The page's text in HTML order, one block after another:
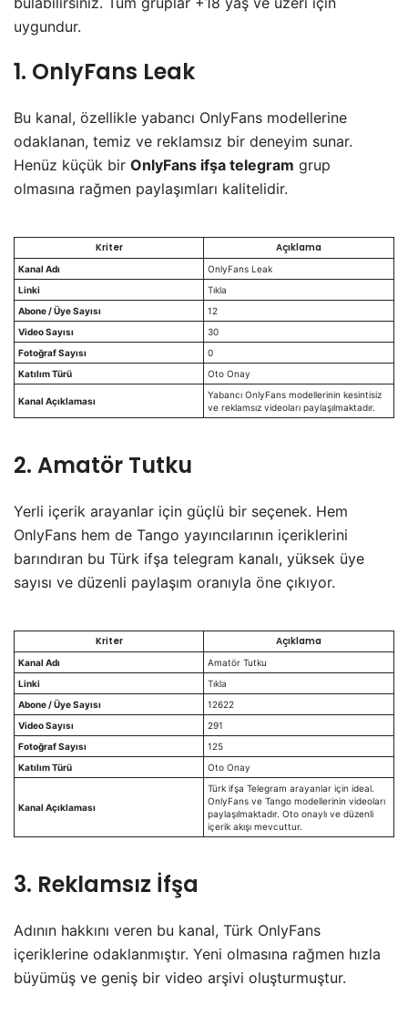
uygundur.
​1. OnlyFans Leak
​Bu kanal, özellikle yabancı OnlyFans modellerine
odaklanan, temiz ve reklamsız bir deneyim sunar.
Henüz küçük bir OnlyFans ifşa telegram grup
olmasına rağmen paylaşımları kalitelidir.
Kriter Açıklama
Kanal Adı
OnlyFans Leak
Linki
Tıkla
Abone / Üye Sayısı
12
Video Sayısı
30
Fotoğraf Sayısı
0
Katılım Türü
Oto Onay
Kanal Açıklaması
Yabancı OnlyFans modellerinin kesintisiz
ve reklamsız videoları paylaşılmaktadır.
2. Amatör Tutku
​Yerli içerik arayanlar için güçlü bir seçenek. Hem
OnlyFans hem de Tango yayıncılarının içeriklerini
barındıran bu Türk ifşa telegram kanalı, yüksek üye
sayısı ve düzenli paylaşım oranıyla öne çıkıyor.
Kriter Açıklama
Kanal Adı
Amatör Tutku
Linki
Tıkla
Abone / Üye Sayısı
12622
Video Sayısı
291
Fotoğraf Sayısı
125
Katılım Türü
Oto Onay
Kanal Açıklaması
Türk ifşa Telegram arayanlar için ideal.
OnlyFans ve Tango modellerinin videoları
paylaşılmaktadır. Oto onaylı ve düzenli
içerik akışı mevcuttur.
3. Reklamsız İfşa
​Adının hakkını veren bu kanal, Türk OnlyFans
içeriklerine odaklanmıştır. Yeni olmasına rağmen hızla
büyümüş ve geniş bir video arşivi oluşturmuştur.